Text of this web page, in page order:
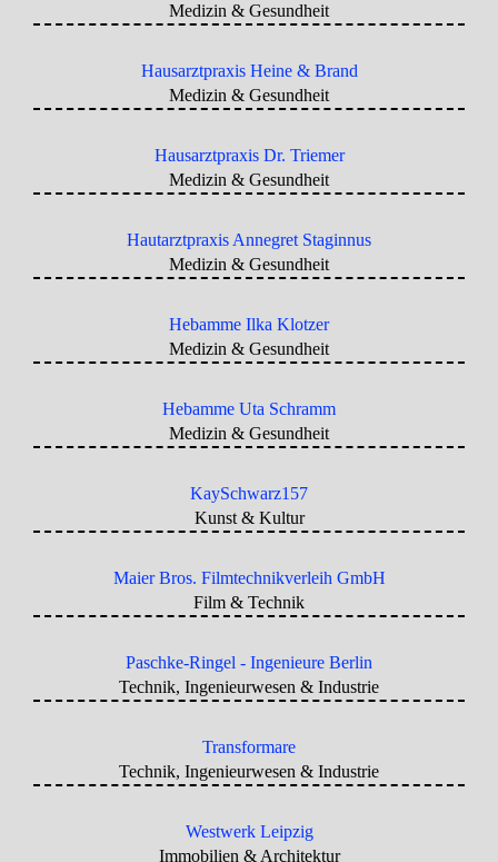
Medizin & Gesundheit
Hausarztpraxis Heine & Brand
Medizin & Gesundheit
Hausarztpraxis Dr. Triemer
Medizin & Gesundheit
Hautarztpraxis Annegret Staginnus
Medizin & Gesundheit
Hebamme Ilka Klotzer
Medizin & Gesundheit
Hebamme Uta Schramm
Medizin & Gesundheit
KaySchwarz157
Kunst & Kultur
Maier Bros. Filmtechnikverleih GmbH
Film & Technik
Paschke-Ringel - Ingenieure Berlin
Technik, Ingenieurwesen & Industrie
Transformare
Technik, Ingenieurwesen & Industrie
Westwerk Leipzig
Immobilien & Architektur